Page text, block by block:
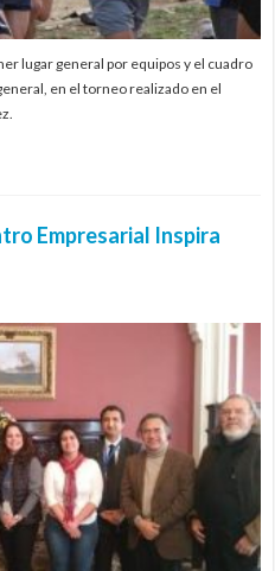
lugar general por equipos y el cuadro
en el torneo realizado en el
Empresarial Inspira